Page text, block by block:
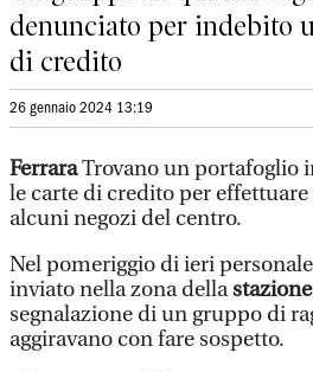
denunciato per indebito
di credito
26 gennaio 2024 13:19
FerraraTrovano un portafoglio
le carte di credito per
alcuni negozi del centro.
Nel pomeriggio di ieri
inviato nella zona dellastazione
segnalazione di un gruppo di
aggiravano con fare sospetto.